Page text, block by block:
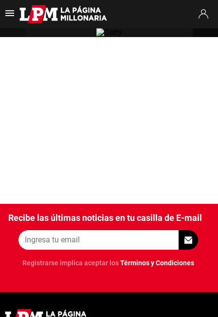
Es tendencia: Thiago Almada River Jaime Peñarol River River vs.
OPINIÓN
ANÁLISIS TÁCTICO
CHACHO COUDET
Recibe las últimas noticias en tu casilla de E-mail
Registrarse implica aceptar losTérminos y Condiciones